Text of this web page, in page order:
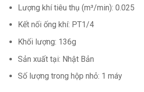
Lượng khí tiêu thụ (m³/min): 0.025
Kết nối ống khí: PT1/4
Khối lượng: 136g
Sản xuất tại: Nhật Bản
Số lượng trong hộp nhỏ: 1 máy